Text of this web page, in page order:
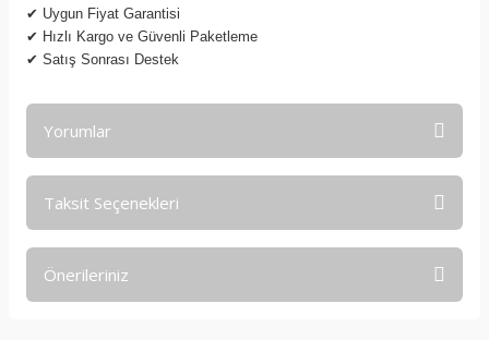
✔ Uygun Fiyat Garantisi
✔ Hızlı Kargo ve Güvenli Paketleme
✔ Satış Sonrası Destek
Yorumlar
Taksit Seçenekleri
Önerileriniz